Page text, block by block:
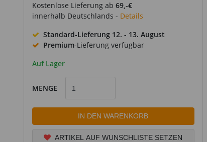
Kostenlose Lieferung ab 69,-€
innerhalb Deutschlands - Details
Standard-Lieferung 12. - 13. August
Premium-Lieferung verfügbar
Auf Lager
MENGE
IN DEN WARENKORB
ARTIKEL AUF WUNSCHLISTE SETZEN